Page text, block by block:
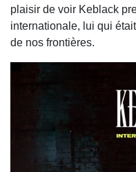
plaisir de voir Keblack
internationale, lui qui
de nos frontières.